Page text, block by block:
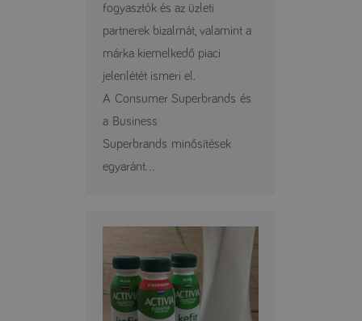
fogyasztók és az üzleti
partnerek bizalmát, valamint a
márka kiemelkedő piaci
jelenlétét ismeri el.
A Consumer Superbrands és
a Business
Superbrands minősítések
egyaránt...